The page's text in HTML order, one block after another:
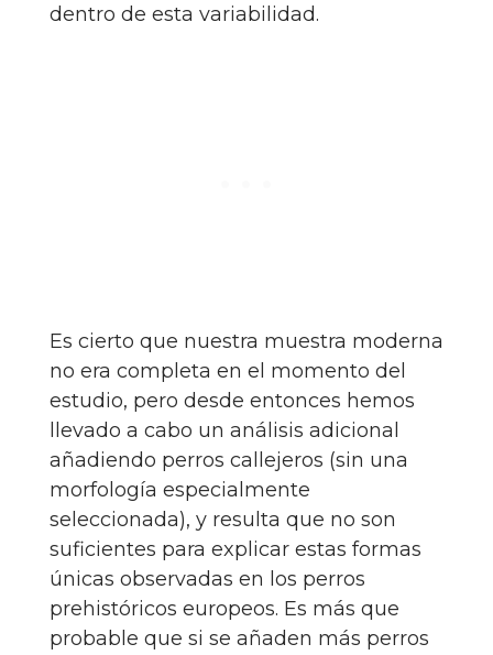
dentro de esta variabilidad.
Es cierto que nuestra muestra moderna
no era completa en el momento del
estudio, pero desde entonces hemos
llevado a cabo un análisis adicional
añadiendo perros callejeros (sin una
morfología especialmente
seleccionada), y resulta que no son
suficientes para explicar estas formas
únicas observadas en los perros
prehistóricos europeos. Es más que
probable que si se añaden más perros